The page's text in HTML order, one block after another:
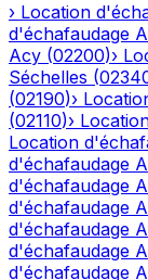
› Location
d'échafaudage
Acy (02200)›
Séchelles (
(02190)›
(02110)›
Location
d'échafaudage
d'échafaudage
d'échafaudage
d'échafaudage
d'échafaudage
d'échafaudage